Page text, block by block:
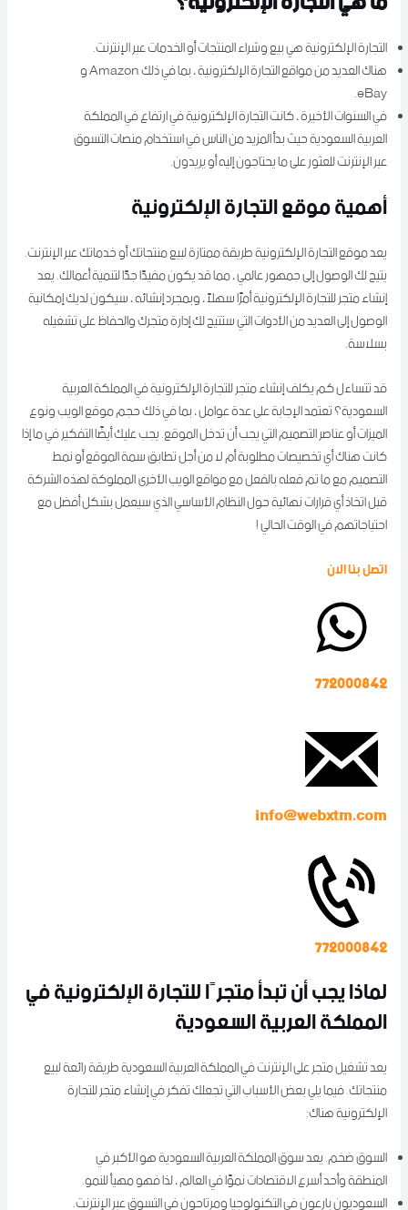
التجارة الإلكترونية هي بيع وشراء المنتجات أو الخدمات عبر الإنترنت.
هناك العديد من مواقع التجارة الإلكترونية ، بما في ذلك Amazon و
eBay.
في السنوات الأخيرة ، كانت التجارة الإلكترونية في ارتفاع في المملكة
العربية السعودية حيث بدأ المزيد من الناس في استخدام منصات التسوق
عبر الإنترنت للعثور على ما يحتاجون إليه أو يريدون.
أهمية موقع التجارة الإلكترونية
يعد موقع التجارة الإلكترونية طريقة ممتازة لبيع منتجاتك أو خدماتك عبر الإنترنت.
يتيح لك الوصول إلى جمهور عالمي ، مما قد يكون مفيدًا جدًا لتنمية أعمالك. يعد
إنشاء متجر للتجارة الإلكترونية أمرًا سهلاً ، وبمجرد إنشائه ، سيكون لديك إمكانية
الوصول إلى العديد من الأدوات التي ستتيح لك إدارة متجرك والحفاظ على تشغيله
بسلاسة.
قد تتساءل كم يكلف إنشاء متجر للتجارة الإلكترونية في المملكة العربية
السعودية؟ تعتمد الإجابة على عدة عوامل ، بما في ذلك حجم موقع الويب ونوع
الميزات أو عناصر التصميم التي يجب أن تدخل الموقع. يجب عليك أيضًا التفكير في ما إذا
كانت هناك أي تخصيصات مطلوبة أم لا من أجل تطابق سمة الموقع أو نمط
التصميم مع ما تم فعله بالفعل مع مواقع الويب الأخرى المملوكة لهذه الشركة
قبل اتخاذ أي قرارات نهائية حول النظام الأساسي الذي سيعمل بشكل أفضل مع
احتياجاتهم في الوقت الحالي !
اتصل بنا الان
772000842
info@webxtm.com
772000842
لماذا يجب أن تبدأ متجرًا للتجارة الإلكترونية في
المملكة العربية السعودية
يعد تشغيل متجر على الإنترنت في المملكة العربية السعودية طريقة رائعة لبيع
منتجاتك. فيما يلي بعض الأسباب التي تجعلك تفكر في إنشاء متجر للتجارة
الإلكترونية هناك:
السوق ضخم. يعد سوق المملكة العربية السعودية هو الأكبر في
المنطقة وأحد أسرع الاقتصادات نموًا في العالم ، لذا فهو مهيأ للنمو.
السعوديون بارعون في التكنولوجيا ومرتاحون في التسوق عبر الإنترنت.